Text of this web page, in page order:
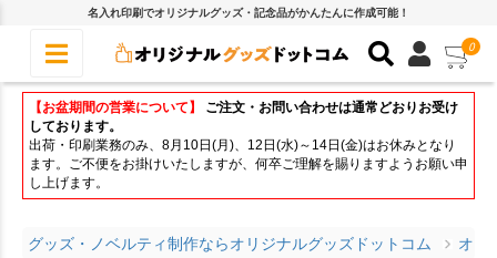
名入れ印刷でオリジナルグッズ・記念品がかんたんに作成可能！
0
【お盆期間の営業について】
ご注文・お問い合わせは通常どおりお受け
しております。
出荷・印刷業務のみ、8月10日(月)、12日(水)～14日(金)はお休みとなり
ます。ご不便をお掛けいたしますが、何卒ご理解を賜りますようお願い申
し上げます。
グッズ・ノベルティ制作ならオリジナルグッズドットコム オリ